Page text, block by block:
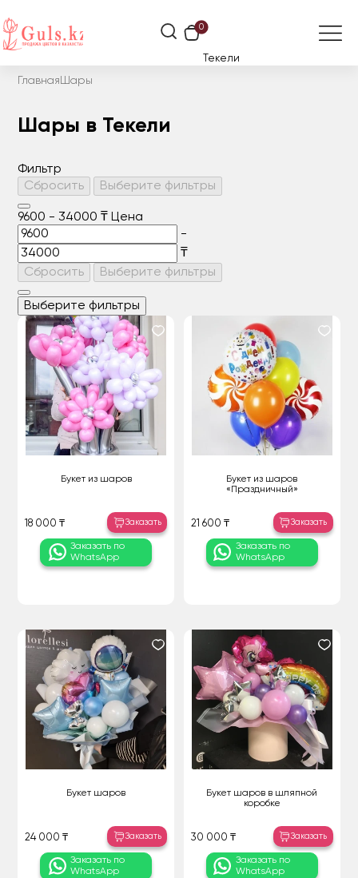
0
Текели
Главная Шары
Шары в Текели
Фильтр
Сбросить
Выберите фильтры
9600 - 34000 ₸ Цена
-
₸
Сбросить
Выберите фильтры
Выберите фильтры
Букет из шаров
18 000 ₸ Заказать
Заказать по
WhatsApp
Букет из шаров
«Праздничный»
21 600 ₸ Заказать
Заказать по
WhatsApp
Букет шаров
24 000 ₸ Заказать
Заказать по
WhatsApp
Букет шаров в шляпной
коробке
30 000 ₸ Заказать
Заказать по
WhatsApp